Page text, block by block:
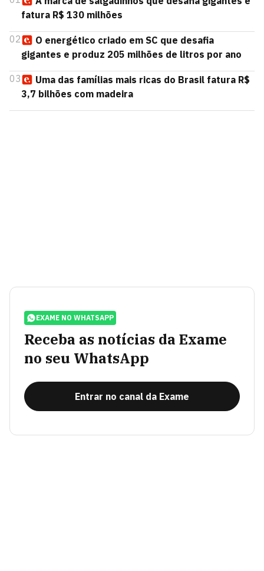
fatura R$ 130 milhões
02
O energético criado em SC que desafia
gigantes e produz 205 milhões de litros por ano
03
Uma das famílias mais ricas do Brasil fatura R$
3,7 bilhões com madeira
EXAME NO WHATSAPP
Receba as notícias da Exame
no seu WhatsApp
Entrar no canal da Exame